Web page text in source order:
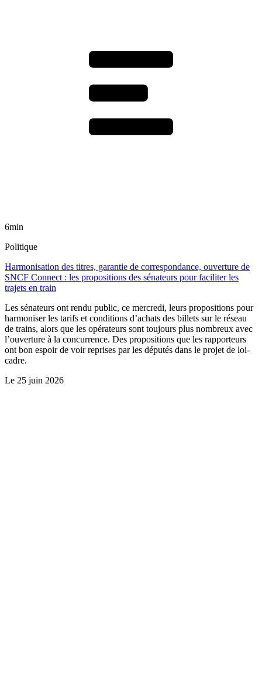
6min
Politique
Harmonisation des titres, garantie de correspondance, ouverture de
SNCF Connect : les propositions des sénateurs pour faciliter les
trajets en train
Les sénateurs ont rendu public, ce mercredi, leurs propositions pour
harmoniser les tarifs et conditions d’achats des billets sur le réseau
de trains, alors que les opérateurs sont toujours plus nombreux avec
l’ouverture à la concurrence. Des propositions que les rapporteurs
ont bon espoir de voir reprises par les députés dans le projet de loi-
cadre.
Le 25 juin 2026